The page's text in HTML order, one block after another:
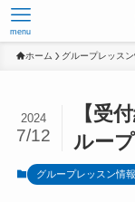
menu
ホーム グループレッス
【受
ルー
2024
7/12
グループレッスン情報